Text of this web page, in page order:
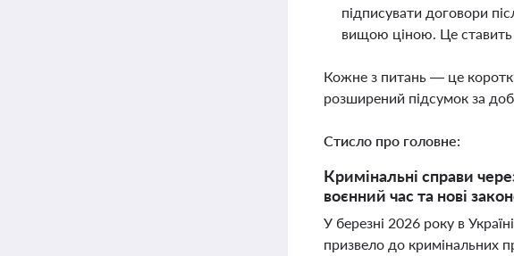
підписувати договори
вищою ціною. Це ставить
Кожне з питань — це
розширений підсумок за
Стисло про головне:
Кримінальні справи
воєнний час та нові
У березні 2026 року в
призвело до кримінальних